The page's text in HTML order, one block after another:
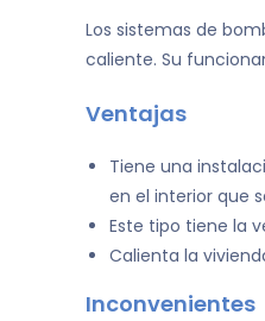
Los sistemas de
caliente. Su
Ventajas
Tiene una
en el interior que
Este tipo tiene la
Calienta la
Inconvenientes